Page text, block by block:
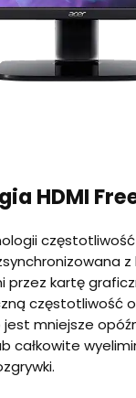
HDMI
z
przez kartę
częstotliwość
mniejsze
całkowite